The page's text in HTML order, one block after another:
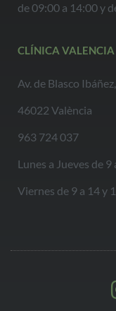
de 09:00 a 14:00 y
CLÍNICA VALENCIA
Av. de Blasco
46022 València
963 724 037
Lunes a Jueves de 9
Viernes de 9 a 14 y